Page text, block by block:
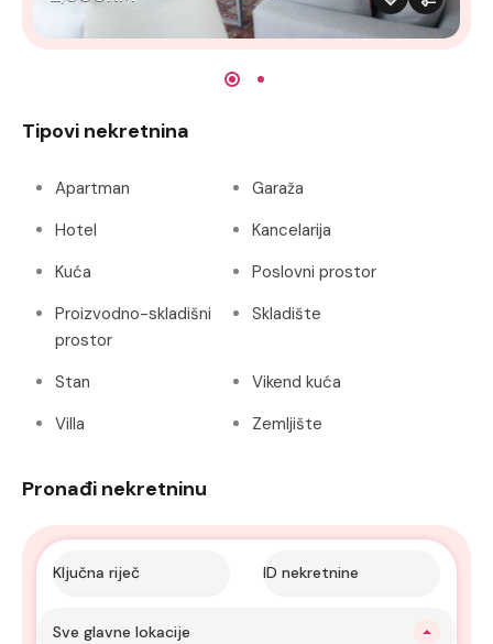
Tipovi nekretnina
Apartman
Garaža
Hotel
Kancelarija
Kuća
Poslovni prostor
Proizvodno-skladišni
prostor
Skladište
Stan
Vikend kuća
Villa
Zemljište
Pronađi nekretninu
Sve glavne lokacije